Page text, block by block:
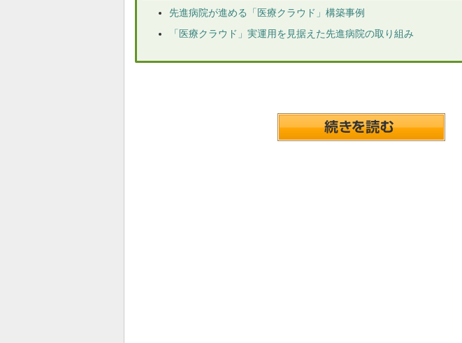
先進病院が進める「医療クラウド」構築事例
「医療クラウド」実運用を見据えた先進病院の取り組み